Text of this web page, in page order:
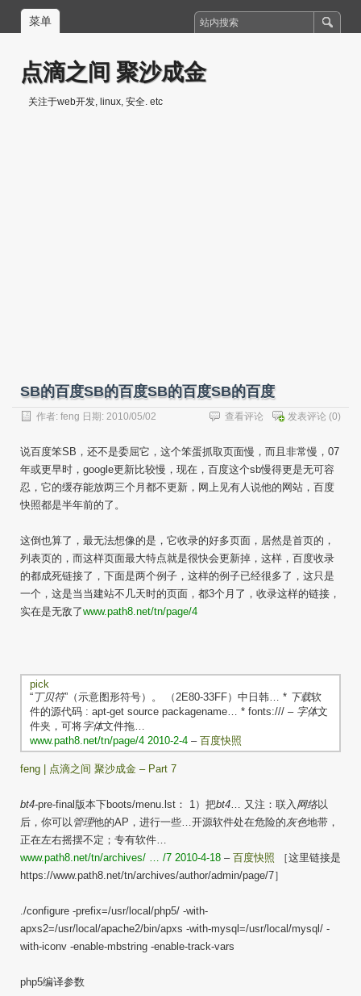
菜单
点滴之间 聚沙成金
关注于web开发, linux, 安全. etc
SB的百度SB的百度SB的百度SB的百度
作者: feng 日期: 2010/05/02 发表评论 (0)
查看评论
说百度笨SB，还不是委屈它，这个笨蛋抓取页面慢，而且非常慢，07
年或更早时，google更新比较慢，现在，百度这个sb慢得更是无可容
忍，它的缓存能放两三个月都不更新，网上见有人说他的网站，百度
快照都是半年前的了。
这倒也算了，最无法想像的是，它收录的好多页面，居然是首页的，
列表页的，而这样页面最大特点就是很快会更新掉，这样，百度收录
的都成死链接了，下面是两个例子，这样的例子已经很多了，这只是
一个，这是当当建站不几天时的页面，都3个月了，收录这样的链接，
实在是无敌了www.path8.net/tn/page/4
pick
“丁贝符”（示意图形符号）。 （2E80-33FF）中日韩… * 下载软
件的源代码 : apt-get source packagename… * fonts:/// – 字体文
件夹，可将字体文件拖…
www.path8.net/tn/page/4 2010-2-4 – 百度快照
feng | 点滴之间 聚沙成金 – Part 7
bt4-pre-final版本下boots/menu.lst： 1）把bt4… 又注：联入 网络以
后，你可以 管理他的AP，进行一些…开源软件处在危险的灰色地带，
正在左右摇摆不定；专有软件…
www.path8.net/tn/archives/ … /7 2010-4-18 – 百度快照 ［这里链接是
https://www.path8.net/tn/archives/author/admin/page/7］
./configure -prefix=/usr/local/php5/ -with-
apxs2=/usr/local/apache2/bin/apxs -with-mysql=/usr/local/mysql/ -
with-iconv -enable-mbstring -enable-track-vars
php5编译参数